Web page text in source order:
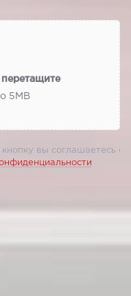
5МВ
вы соглашаетесь с